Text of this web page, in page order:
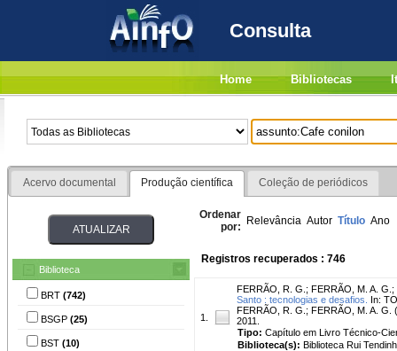
Consulta
Home Bibliotecas
Acervo documental Produção científica Coleção de periódicos
Biblioteca
BRT (742)
BSGP (25)
BST (10)
Ordenar
por: Relevância Autor Título Ano
Registros recuperados : 746
1.
FERRÃO, R. G. ; FERRÃO, M. A. G. ;
Santo : tecnologias e desafios.
In:
FERRÃO, R. G.; FERRÃO, M. A. G.
2011.
Tipo: Capítulo em Livro Técnico-
Biblioteca(s): Biblioteca Rui